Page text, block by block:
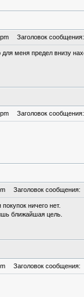
Заголовок сообщения:
меня предел внизу
Заголовок сообщения:
Заголовок сообщения:
ничего нет.
ближайшая цель.
Заголовок сообщения: